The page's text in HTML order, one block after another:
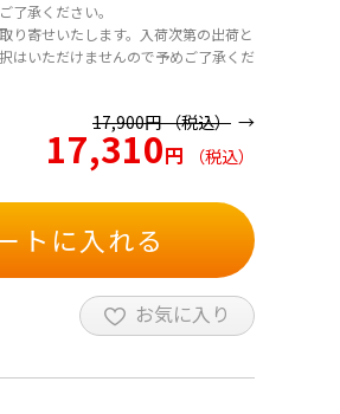
了承ください。
寄せいたします。入荷次第の出荷と
はいただけませんので予めご了承くだ
17,900円（税込）
17,310円
（税込）
トに入れる
お気に入り